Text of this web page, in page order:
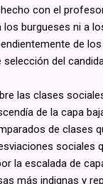
con el
burgueses ni a
de
del
las clases
de la capa
de clases
la escalada de
más indignas y